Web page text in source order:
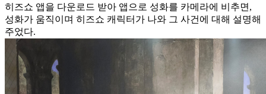
히즈쇼 앱을 다운로드 받아 앱으로 성화를 카메라에 비추면,
성화가 움직이며 히즈쇼 캐릭터가 나와 그 사건에 대해 설명해
주었다.